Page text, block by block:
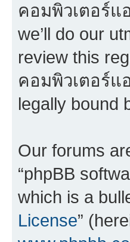
คอมพิวเตอร์แ
we’ll do our
review this
คอมพิวเตอร์แ
legally bound
Our forums
“phpBB
which is a
License”